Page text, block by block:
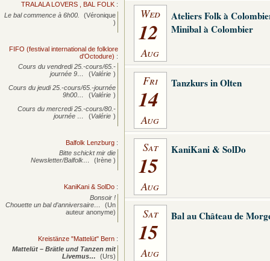
Wed
12
Aug
Ateliers Folk à
Minibal à Colombier
Fri
14
Aug
Tanzkurs in Olten
Sat
15
Aug
KaniKani & SolDo
Sat
15
Aug
Bal au Château de
TRALALA LOVERS , BAL FOLK :
Le bal commence à 6h00.
(Véronique
)
FIFO (festival international de folklore
d'Octodure) :
Cours du vendredi 25.-cours/65.-
journée 9… (Valérie )
Cours du jeudi 25.-cours/65.-journée
9h00…
(Valérie )
Cours du mercredi 25.-cours/80.-
journée … (Valérie )
Balfolk Lenzburg :
Bitte schickt mir die
Newsletter/Balfolk…
(Irène )
KaniKani & SolDo :
Bonsoir !
Chouette un bal d’anniversaire…
(Un
auteur anonyme)
Kreistänze "Mattelüt" Bern :
Mattelüt – Brätle und Tanzen mit
Livemus…
(Urs)